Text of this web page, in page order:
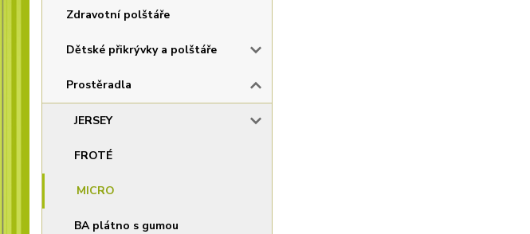
Zdravotní polštáře
Dětské přikrývky a polštáře
Prostěradla
JERSEY
FROTÉ
MICRO
BA plátno s gumou